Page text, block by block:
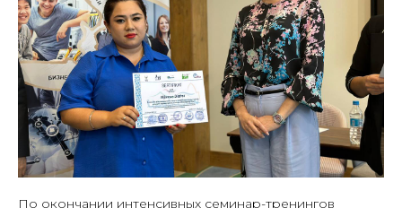
По окончании интенсивных семинар-тренингов